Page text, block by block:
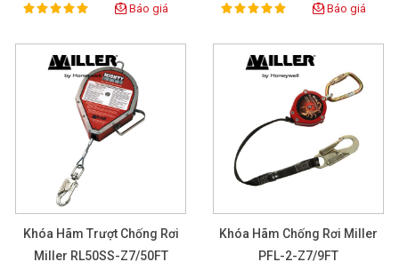
Rating:
100% Báo giá Rating:
100% Báo giá
Khóa Hãm Trượt Chống Rơi
Miller RL50SS-Z7/50FT
Khóa Hãm Chống Rơi Miller
PFL-2-Z7/9FT